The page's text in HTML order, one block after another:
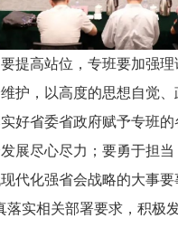
提高站位，专班要加强理
护，以高度的思想自觉
好省委省政府赋予专班
展尽心尽力；要勇于担
代化强省会战略的大事要
落实相关部署要求，积极